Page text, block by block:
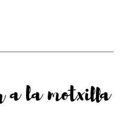
a la motxilla